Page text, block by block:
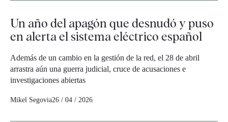
Un año del apagón que desnudó y puso
en alerta el sistema eléctrico español
Además de un cambio en la gestión de la red, el 28 de abril
arrastra aún una guerra judicial, cruce de acusaciones e
investigaciones abiertas
Mikel Segovia26 / 04 / 2026